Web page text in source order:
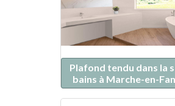
Plafond tendu dans la
bains à Marche-en-